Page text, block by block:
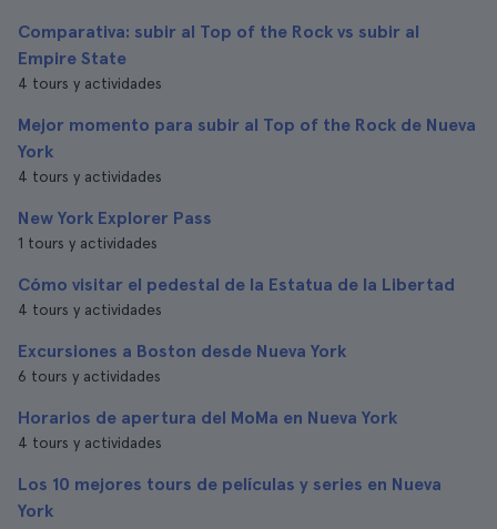
Comparativa: subir al Top of the Rock vs subir al
Empire State
4 tours y actividades
Mejor momento para subir al Top of the Rock de Nueva
York
4 tours y actividades
New York Explorer Pass
1 tours y actividades
Cómo visitar el pedestal de la Estatua de la Libertad
4 tours y actividades
Excursiones a Boston desde Nueva York
6 tours y actividades
Horarios de apertura del MoMa en Nueva York
4 tours y actividades
Los 10 mejores tours de películas y series en Nueva
York